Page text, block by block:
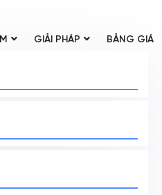
GIẢI PHÁP BẢNG GIÁ